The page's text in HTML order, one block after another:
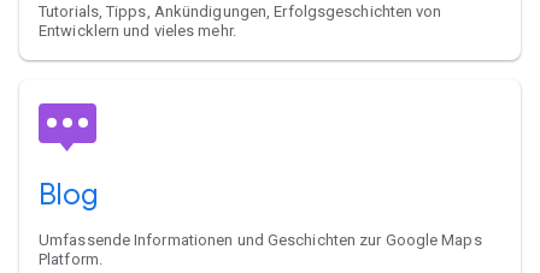
Tutorials, Tipps, Ankündigungen, Erfolgsgeschichten von
Entwicklern und vieles mehr.
Blog
Umfassende Informationen und Geschichten zur Google Maps
Platform.